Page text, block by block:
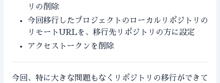
リの削除
今回移行したプロジェクトのローカルリポジトリの
リモートURLを、移行先リポジトリの方に設定
アクセストークンを削除
今回、特に大きな問題もなくリポジトリの移行ができて